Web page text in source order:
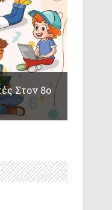
Στον 8ο